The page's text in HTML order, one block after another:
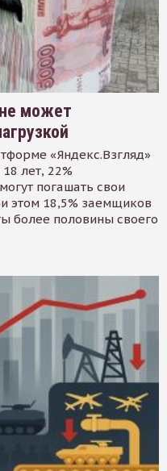
может
«Яндекс.Взгляд»
лет, 22%
погашать свои
этом 18,5% заемщиков
более половины своего